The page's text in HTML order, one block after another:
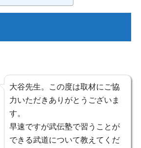
大谷先生。この度は取材にご協
力いただきありがとうございま
す。
早速ですが武伝塾で習うことが
できる武道について教えてくだ